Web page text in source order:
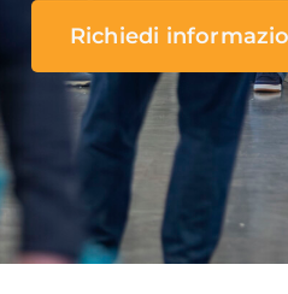
Richiedi